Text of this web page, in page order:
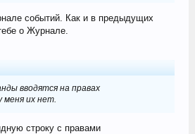
событий. Как и в предыдущих
о Журнале.
вводятся на правах
их нет.
строку с правами